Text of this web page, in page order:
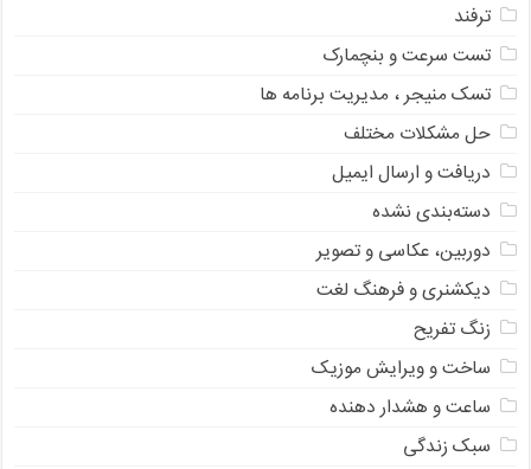
ترفند
تست سرعت و بنچمارک
تسک منیجر ، مدیریت برنامه ها
حل مشکلات مختلف
دریافت و ارسال ایمیل
دسته‌بندی نشده
دوربین، عکاسی و تصویر
دیکشنری و فرهنگ لغت
زنگ تفریح
ساخت و ویرایش موزیک
ساعت و هشدار دهنده
سبک زندگی